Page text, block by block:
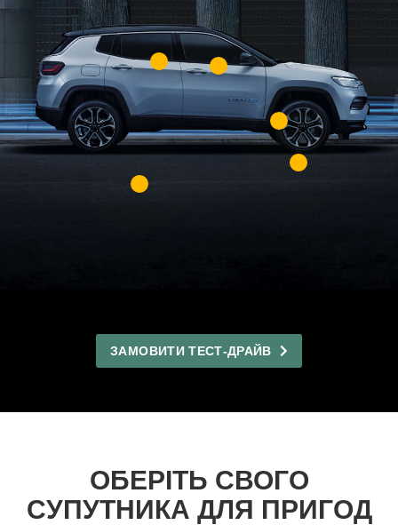
ЗАМОВИТИ ТЕСТ-ДРАЙВ
ОБЕРІТЬ СВОГО
СУПУТНИКА ДЛЯ ПРИГОД